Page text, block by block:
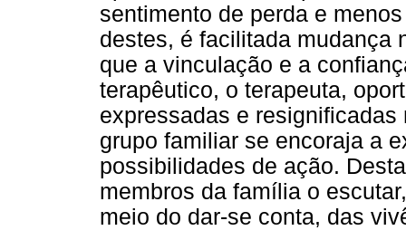
sentimento de perda e
destes, é facilitada mudança
que a vinculação e a
terapêutico, o terapeuta,
expressadas e
grupo familiar se encoraja a
possibilidades de ação.
membros da família o
meio do dar-se conta, das